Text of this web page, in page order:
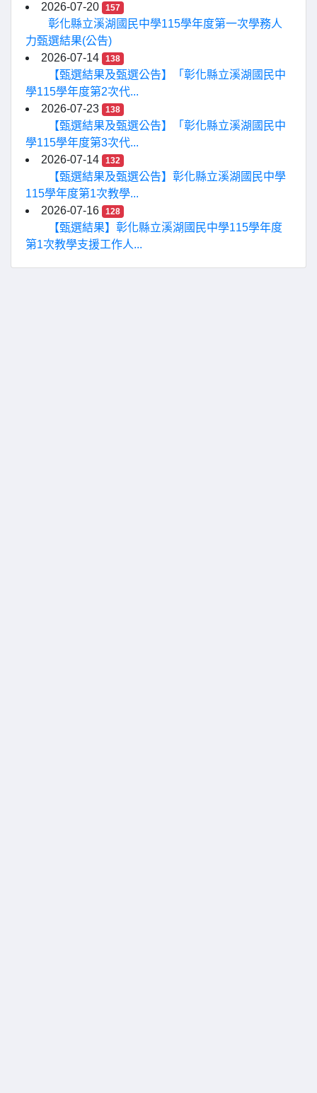
2026-07-20
157
彰化縣立溪湖國民中學115學年度第一次學務人
力甄選結果(公告)
2026-07-14
138
【甄選結果及甄選公告】「彰化縣立溪湖國民中
學115學年度第2次代...
2026-07-23
138
【甄選結果及甄選公告】「彰化縣立溪湖國民中
學115學年度第3次代...
2026-07-14
132
【甄選結果及甄選公告】彰化縣立溪湖國民中學
115學年度第1次教學...
2026-07-16
128
【甄選結果】彰化縣立溪湖國民中學115學年度
第1次教學支援工作人...